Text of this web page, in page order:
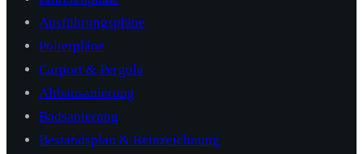
Ausführungspläne
Polierpläne
Carport & Pergola
Altbausanierung
Badsanierung
Bestandsplan & Reinzeichnung